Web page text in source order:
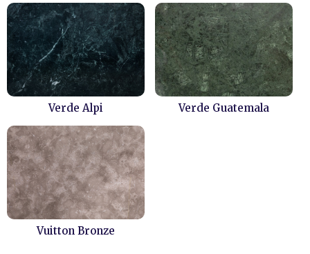
Verde Alpi Verde Guatemala
Vuitton Bronze